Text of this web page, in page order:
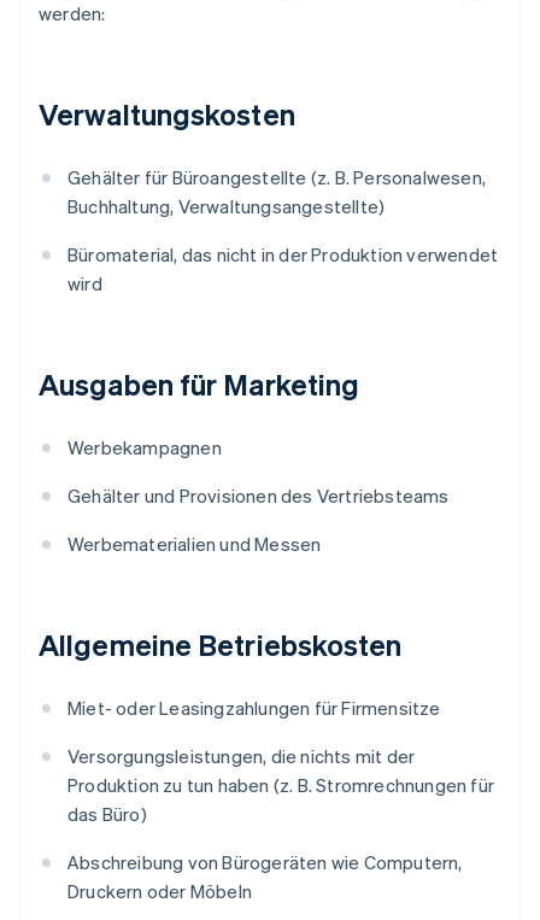
werden:
Verwaltungskosten
Gehälter für Büroangestellte (z. B. Personalwesen,
Buchhaltung, Verwaltungsangestellte)
Büromaterial, das nicht in der Produktion verwendet
wird
Ausgaben für Marketing
Werbekampagnen
Gehälter und Provisionen des Vertriebsteams
Werbematerialien und Messen
Allgemeine Betriebskosten
Miet- oder Leasingzahlungen für Firmensitze
Versorgungsleistungen, die nichts mit der
Produktion zu tun haben (z. B. Stromrechnungen für
das Büro)
Abschreibung von Bürogeräten wie Computern,
Druckern oder Möbeln